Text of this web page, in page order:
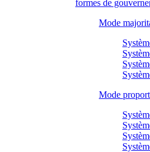
formes de
Mode
Mode